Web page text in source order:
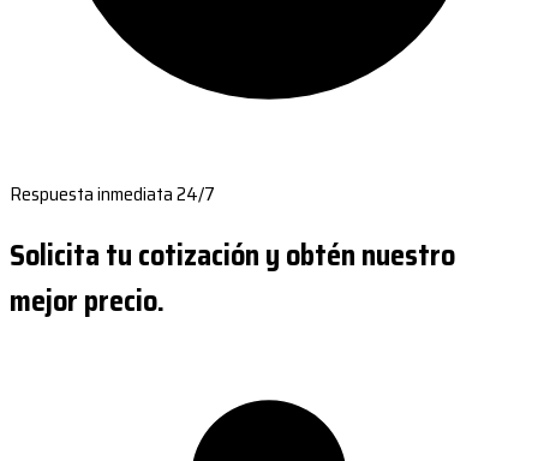
Respuesta inmediata 24/7
Solicita tu cotización y obtén nuestro
mejor precio.